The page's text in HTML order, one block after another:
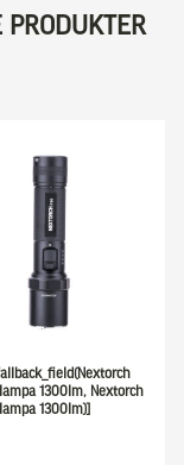
1300lm, Nextorch
1300lm)]